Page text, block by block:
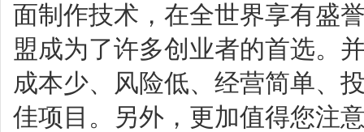
面制作技术，在全世界享有盛
盟成为了许多创业者的首选。
成本少、风险低、经营简单、
佳项目。另外，更加值得您注